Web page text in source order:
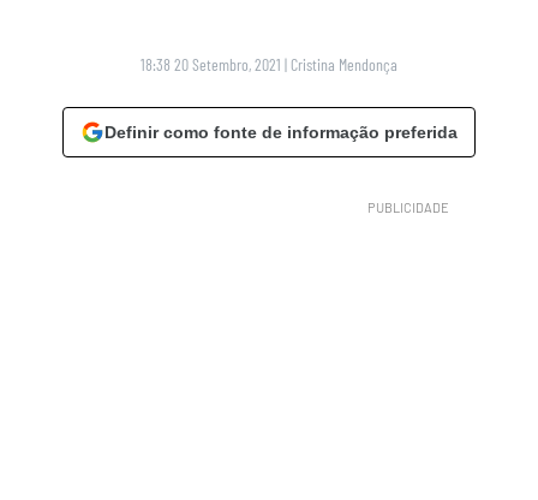
18:38 20 Setembro, 2021 | Cristina Mendonça
Definir como fonte de informação preferida